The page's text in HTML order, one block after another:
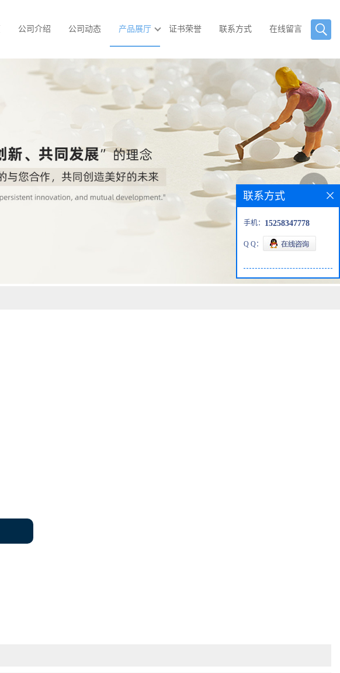
公司介绍 公司动态 产品展厅 证书荣誉 联系方式 在线留言
联系方式
手机： 15258347778
Q Q：